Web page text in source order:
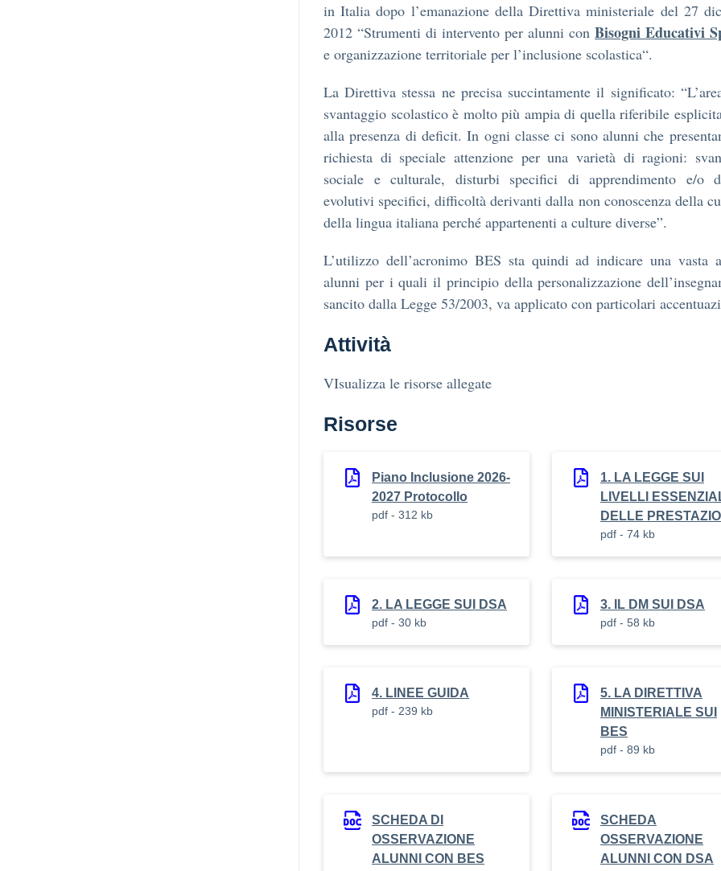
in Italia dopo l’emanazione della Direttiva ministeriale del 27
2012 “Strumenti di intervento per alunni con Bisogni Educativi
e organizzazione territoriale per l’inclusione scolastica“.
La Direttiva stessa ne precisa succintamente il significato:
svantaggio scolastico è molto più ampia di quella riferibile
alla presenza di deficit. In ogni classe ci sono alunni che
richiesta di speciale attenzione per una varietà di ragioni:
sociale e culturale, disturbi specifici di apprendimento e/o
evolutivi specifici, difficoltà derivanti dalla non conoscenza della
della lingua italiana perché appartenenti a culture diverse”.
L’utilizzo dell’acronimo BES sta quindi ad indicare una vasta
alunni per i quali il principio della personalizzazione
sancito dalla Legge 53/2003, va applicato con particolari
Attività
VIsualizza le risorse allegate
Risorse
Piano Inclusione 2026-
2027 Protocollo
pdf - 312 kb
1. LA LEGGE SUI
LIVELLI
DELLE
pdf - 74 kb
2. LA LEGGE SUI DSA
pdf - 30 kb
3. IL DM SUI DSA
pdf - 58 kb
4. LINEE GUIDA
pdf - 239 kb
5. LA DIRETTIVA
MINISTERIALE SUI
BES
pdf - 89 kb
SCHEDA DI
OSSERVAZIONE
ALUNNI CON BES
SCHEDA
OSSERVAZIONE
ALUNNI CON DSA